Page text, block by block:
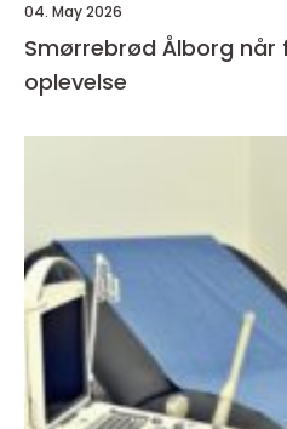
04. May 2026
Smørrebrød Ålborg når frokost bliver en
oplevelse